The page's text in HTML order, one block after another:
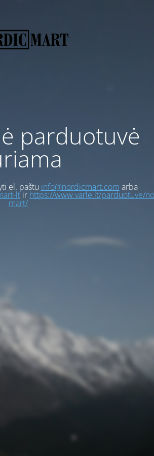
parduotuvė
el. paštu info@nordicmart.com arba
ltir https://www.varle.lt/parduotuve/
mart/